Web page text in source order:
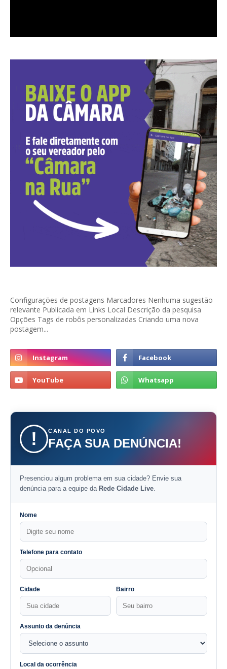
Configurações de postagens Marcadores Nenhuma sugestão
relevante Publicada em Links Local Descrição da pesquisa
Opções Tags de robôs personalizadas Criando uma nova
postagem...
! CANAL DO POVO
FAÇA SUA DENÚNCIA!
Presenciou algum problema em sua cidade? Envie sua
denúncia para a equipe da Rede Cidade Live.
Nome
Telefone para contato
Cidade Bairro
Assunto da denúncia
Local da ocorrência